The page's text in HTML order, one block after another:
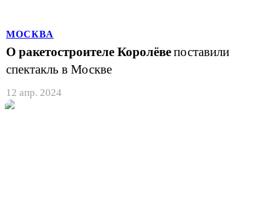
МОСКВА
О ракетостроителе Королёвепоставили
спектакль в Москве
12 апр. 2024